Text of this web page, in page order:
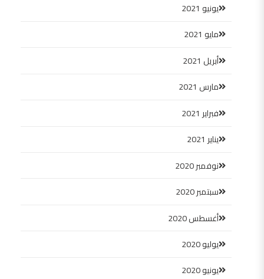
يونيو 2021
مايو 2021
أبريل 2021
مارس 2021
فبراير 2021
يناير 2021
نوفمبر 2020
سبتمبر 2020
أغسطس 2020
يوليو 2020
يونيو 2020